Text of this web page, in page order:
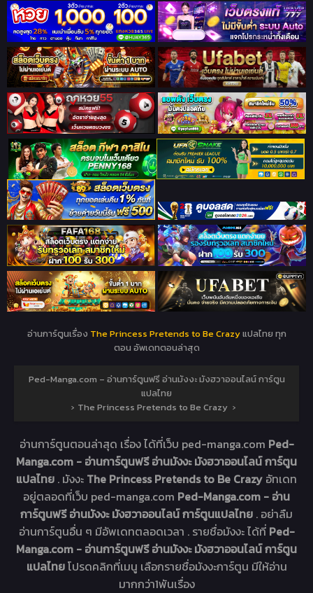
อ่านการ์ตูนเรื่อง The Princess Pretends to Be Crazyแปลไทย ทุก
ตอน อัพเดทตอนล่าสุด
Ped-Manga.com – อ่านการ์ตูนฟรี อ่านมังงะ มังฮวาออนไลน์ การ์ตูน
แปลไทย
› The Princess Pretends to Be Crazy ›
อ่านการ์ตูนตอนล่าสุด เรื่องได้ที่เว็บ ped-manga.com Ped-
Manga.com - อ่านการ์ตูนฟรี อ่านมังงะ มังฮวาออนไลน์ การ์ตูน
แปลไทย . มังงะ The Princess Pretends to Be Crazy อัทเดท
อยู่ตลอดที่เว็บ ped-manga.com Ped-Manga.com - อ่าน
การ์ตูนฟรี อ่านมังงะ มังฮวาออนไลน์ การ์ตูนแปลไทย . อย่าลืม
อ่านการ์ตูนอื่น ๆ มีอัพเดทตลอดเวลา . รายชื่อมังงะ ได้ที่ Ped-
Manga.com - อ่านการ์ตูนฟรี อ่านมังงะ มังฮวาออนไลน์ การ์ตูน
แปลไทยโปรดคลิกที่เมนู เลือกรายชื่อมังงะการ์ตูน มีให้อ่าน
มากกว่า1พันเรื่อง